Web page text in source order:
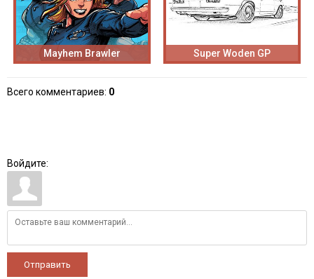
Mayhem Brawler Super Woden GP
Всего комментариев: 0
Войдите:
Отправить